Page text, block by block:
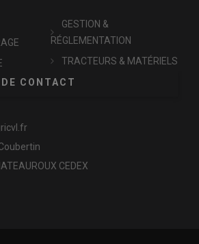
GESTION &
RÉGLEMENTATION
TRACTEURS & MATÉRIELS
CONTACT
CEDEX